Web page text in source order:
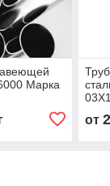
Марка
от